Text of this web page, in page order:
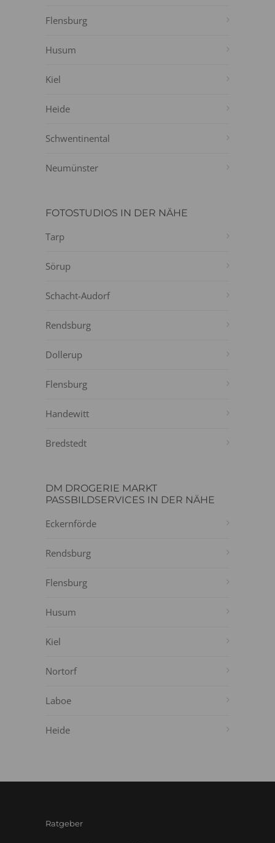
Flensburg
Husum
Kiel
Heide
Schwentinental
Neumünster
FOTOSTUDIOS IN DER NÄHE
Tarp
Sörup
Schacht-Audorf
Rendsburg
Dollerup
Flensburg
Handewitt
Bredstedt
DM DROGERIE MARKT
PASSBILDSERVICES IN DER NÄHE
Eckernförde
Rendsburg
Flensburg
Husum
Kiel
Nortorf
Laboe
Heide
Ratgeber